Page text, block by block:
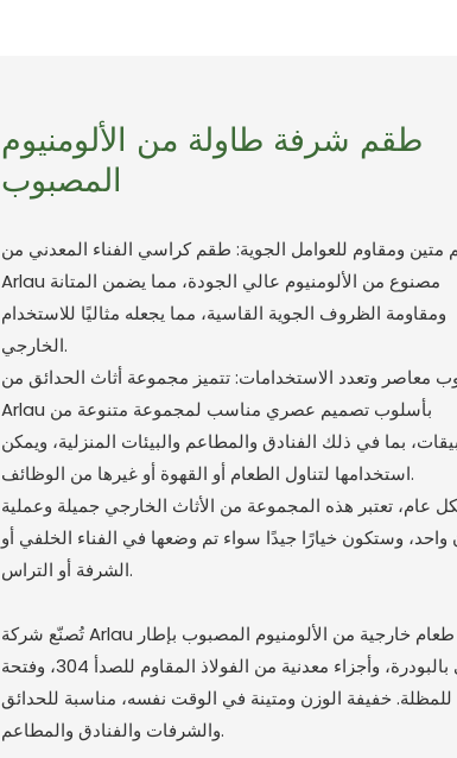
طقم شرفة طاولة من الألومنيوم
المصبوب
متين ومقاوم للعوامل الجوية: طقم كراسي الفناء المعدني من
Arlau مصنوع من الألومنيوم عالي الجودة، مما يضمن المتانة
ومقاومة الظروف الجوية القاسية، مما يجعله مثاليًا للاستخدام
الخارجي.
معاصر وتعدد الاستخدامات: تتميز مجموعة أثاث الحدائق من
Arlau بأسلوب تصميم عصري مناسب لمجموعة متنوعة من
بما في ذلك الفنادق والمطاعم والبيئات المنزلية، ويمكن
استخدامها لتناول الطعام أو القهوة أو غيرها من الوظائف.
عام، تعتبر هذه المجموعة من الأثاث الخارجي جميلة وعملية
وستكون خيارًا جيدًا سواء تم وضعها في الفناء الخلفي أو
الشرفة أو التراس.
تُصنّع شركة Arlau أطقم طعام خارجية من الألومنيوم المصبوب بإطار
مطلي بالبودرة، وأجزاء معدنية من الفولاذ المقاوم للصدأ 304، وفتحة
للمظلة. خفيفة الوزن ومتينة في الوقت نفسه، مناسبة للحدائق
والشرفات والفنادق والمطاعم.